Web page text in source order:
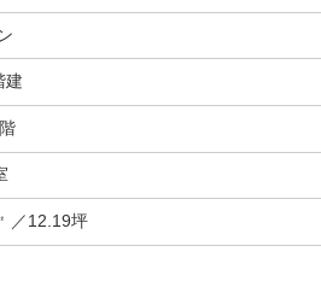
建
／12.19坪